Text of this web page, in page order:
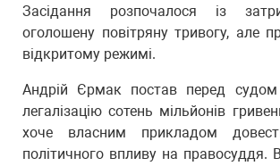
Засідання розпочалося із
оголошену повітряну тривогу, але
відкритому режимі.
Андрій Єрмак постав перед
легалізацію сотень мільйонів
хоче власним прикладом
політичного впливу на правосуддя.